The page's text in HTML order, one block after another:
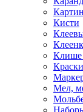
Кисти
Клише
Краски
Мел,